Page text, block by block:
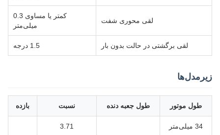
لقی محوری شفت
کمتر یا مساوی 0.3
میلی‌متر
لقی برگشتی در حالت بدون بار 1.5 درجه
زیرمدل‌ها
طول موتور طول جعبه دنده نسبت بازده
34 میلی‌متر 3.71